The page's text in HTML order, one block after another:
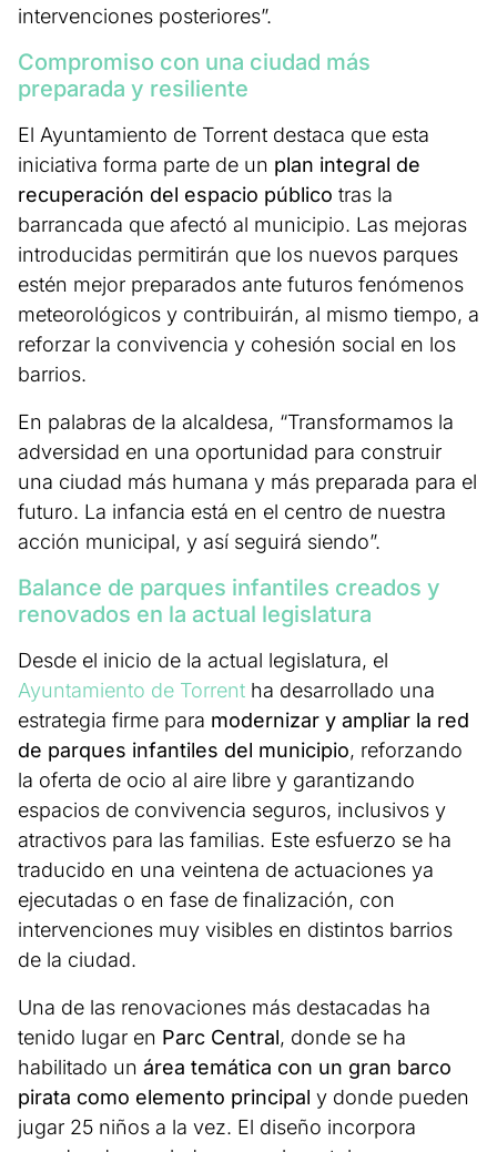
intervenciones posteriores”.
Compromiso con una ciudad más
preparada y resiliente
El Ayuntamiento de Torrent destaca que esta
iniciativa forma parte de un plan integral de
recuperación del espacio público tras la
barrancada que afectó al municipio. Las mejoras
introducidas permitirán que los nuevos parques
estén mejor preparados ante futuros fenómenos
meteorológicos y contribuirán, al mismo tiempo, a
reforzar la convivencia y cohesión social en los
barrios.
En palabras de la alcaldesa, “Transformamos la
adversidad en una oportunidad para construir
una ciudad más humana y más preparada para el
futuro. La infancia está en el centro de nuestra
acción municipal, y así seguirá siendo”.
Balance de parques infantiles creados y
renovados en la actual legislatura
Desde el inicio de la actual legislatura, el
Ayuntamiento de Torrent ha desarrollado una
estrategia firme para modernizar y ampliar la red
de parques infantiles del municipio, reforzando
la oferta de ocio al aire libre y garantizando
espacios de convivencia seguros, inclusivos y
atractivos para las familias. Este esfuerzo se ha
traducido en una veintena de actuaciones ya
ejecutadas o en fase de finalización, con
intervenciones muy visibles en distintos barrios
de la ciudad.
Una de las renovaciones más destacadas ha
tenido lugar en Parc Central, donde se ha
habilitado un área temática con un gran barco
pirata como elemento principal y donde pueden
jugar 25 niños a la vez. El diseño incorpora